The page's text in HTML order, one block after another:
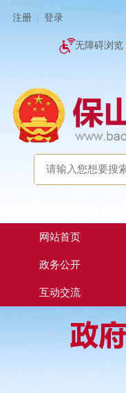
注册 登录
无障碍浏览
网站首页
政务公开
互动交流